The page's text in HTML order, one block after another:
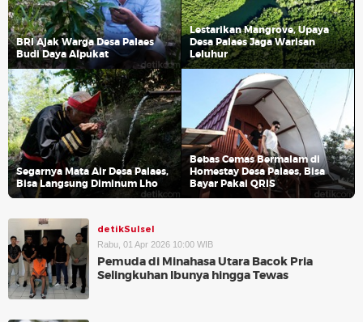
BRI Ajak Warga Desa Palaes
Budi Daya Alpukat
Lestarikan Mangrove, Upaya
Desa Palaes Jaga Warisan
Leluhur
Segarnya Mata Air Desa Palaes,
Bisa Langsung Diminum Lho
Bebas Cemas Bermalam di
Homestay Desa Palaes, Bisa
Bayar Pakai QRIS
detikSulsel
Rabu, 01 Apr 2026 10:00 WIB
Pemuda di Minahasa Utara Bacok Pria
Selingkuhan Ibunya hingga Tewas